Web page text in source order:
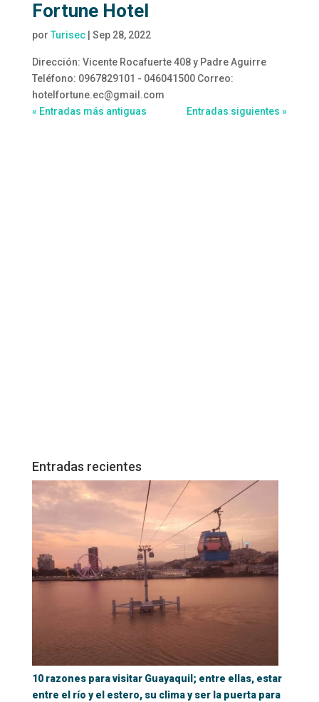
Fortune Hotel
por Turisec| Sep 28, 2022
Dirección: Vicente Rocafuerte 408 y Padre Aguirre
Teléfono: 0967829101 - 046041500 Correo:
hotelfortune.ec@gmail.com
« Entradas más antiguas
Entradas siguientes »
Entradas recientes
10 razones para visitar Guayaquil; entre ellas, estar
entre el río y el estero, su clima y ser la puerta para